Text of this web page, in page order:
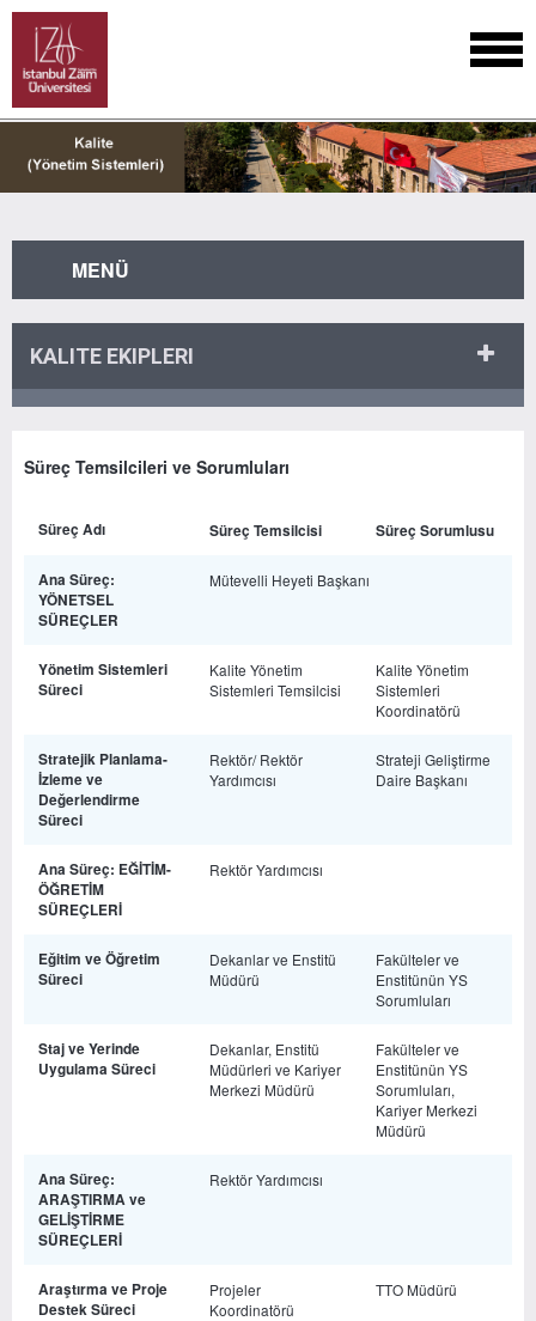
MENÜ
KALITE EKIPLERI
Süreç Temsilcileri ve Sorumluları
Süreç Adı Süreç Temsilcisi Süreç Sorumlusu
Ana Süreç:
YÖNETSEL
SÜREÇLER
Mütevelli Heyeti Başkanı
Yönetim Sistemleri
Süreci
Kalite Yönetim
Sistemleri Temsilcisi
Kalite Yönetim
Sistemleri
Koordinatörü
Stratejik Planlama-
İzleme ve
Değerlendirme
Süreci
Rektör/ Rektör
Yardımcısı
Strateji Geliştirme
Daire Başkanı
Ana Süreç: EĞİTİM-
ÖĞRETİM
SÜREÇLERİ
Rektör Yardımcısı
Eğitim ve Öğretim
Süreci
Dekanlar ve Enstitü
Müdürü
Fakülteler ve
Enstitünün YS
Sorumluları
Staj ve Yerinde
Uygulama Süreci
Dekanlar, Enstitü
Müdürleri ve Kariyer
Merkezi Müdürü
Fakülteler ve
Enstitünün YS
Sorumluları,
Kariyer Merkezi
Müdürü
Ana Süreç:
ARAŞTIRMA ve
GELİŞTİRME
SÜREÇLERİ
Rektör Yardımcısı
Araştırma ve Proje
Destek Süreci
Projeler
Koordinatörü
TTO Müdürü